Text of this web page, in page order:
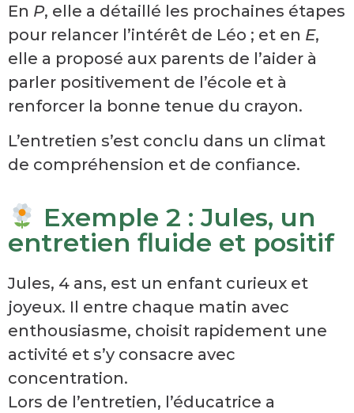
En P, elle a détaillé les prochaines étapes
pour relancer l’intérêt de Léo ; et en E,
elle a proposé aux parents de l’aider à
parler positivement de l’école et à
renforcer la bonne tenue du crayon.
L’entretien s’est conclu dans un climat
de compréhension et de confiance.
Exemple 2 : Jules, un
entretien fluide et positif
Jules, 4 ans, est un enfant curieux et
joyeux. Il entre chaque matin avec
enthousiasme, choisit rapidement une
activité et s’y consacre avec
concentration.
Lors de l’entretien, l’éducatrice a